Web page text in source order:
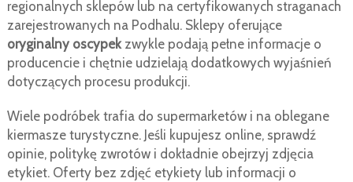
regionalnych sklepów lub na certyfikowanych straganach
zarejestrowanych na Podhalu. Sklepy oferujące
oryginalny oscypekzwykle podają pełne informacje o
producencie i chętnie udzielają dodatkowych wyjaśnień
dotyczących procesu produkcji.
Wiele podróbek trafia do supermarketów i na oblegane
kiermasze turystyczne. Jeśli kupujesz online, sprawdź
opinie, politykę zwrotów i dokładnie obejrzyj zdjęcia
etykiet. Oferty bez zdjęć etykiety lub informacji o